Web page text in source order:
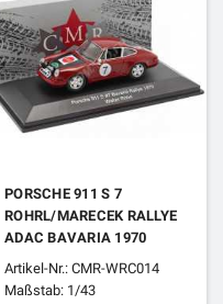
PORSCHE 911 S 7
ROHRL/MARECEK RALLYE
ADAC BAVARIA 1970
Artikel-Nr.: CMR-WRC014
Maßstab: 1/43